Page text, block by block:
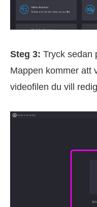
Steg 3: Tryck sedan
Mappen kommer att
videofilen du vill